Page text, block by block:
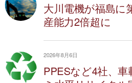
大川電機が福島に
産能力2倍超に
2026年8月6日
PPESなど4社、車